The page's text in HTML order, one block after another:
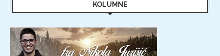
KOLUMNE